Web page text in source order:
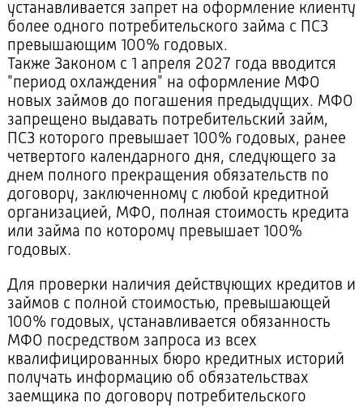
устанавливается запрет на оформление клиенту
более одного потребительского займа с ПСЗ
превышающим 100% годовых.
Также Законом с 1 апреля 2027 года вводится
"период охлаждения" на оформление МФО
новых займов до погашения предыдущих. МФО
запрещено выдавать потребительский займ,
ПСЗ которого превышает 100% годовых, ранее
четвертого календарного дня, следующего за
днем полного прекращения обязательств по
договору, заключенному с любой кредитной
организацией, МФО, полная стоимость кредита
или займа по которому превышает 100%
годовых.
Для проверки наличия действующих кредитов и
займов с полной стоимостью, превышающей
100% годовых, устанавливается обязанность
МФО посредством запроса из всех
квалифицированных бюро кредитных историй
получать информацию об обязательствах
заемщика по договору потребительского